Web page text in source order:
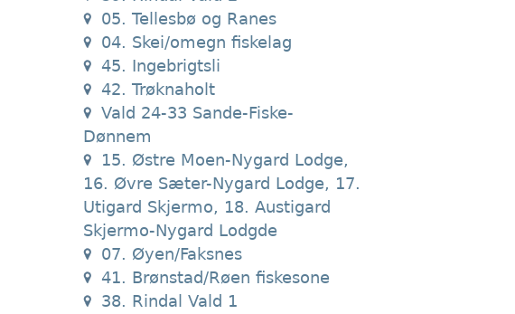
05. Tellesbø og Ranes
04. Skei/omegn fiskelag
45. Ingebrigtsli
42. Trøknaholt
Vald 24-33 Sande-Fiske-
Dønnem
15. Østre Moen-Nygard Lodge,
16. Øvre Sæter-Nygard Lodge, 17.
Utigard Skjermo, 18. Austigard
Skjermo-Nygard Lodgde
07. Øyen/Faksnes
41. Brønstad/Røen fiskesone
38. Rindal Vald 1